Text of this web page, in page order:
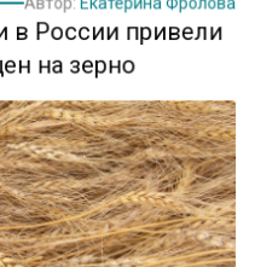
в России привели
на зерно